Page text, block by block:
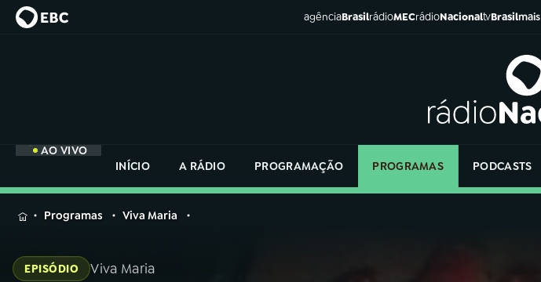
agênciaBrasilrádioMECrádioNacionaltvBrasilmais
AO VIVO
INÍCIO
A RÁDIO PROGRAMAÇÃO PROGRAMAS PODCASTS
MENU
na
Rádio
Programas Viva Maria
EPISÓDIO Viva Maria